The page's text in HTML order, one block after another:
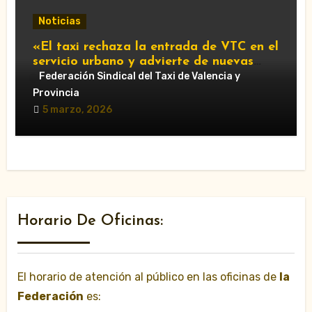
Noticias
«El taxi rechaza la entrada de VTC en el
servicio urbano y advierte de nuevas
movilizaciones»
Federación Sindical del Taxi de Valencia y
Provincia
5 marzo, 2026
Horario De Oficinas:
El horario de atención al público en las oficinas de la
Federación es: